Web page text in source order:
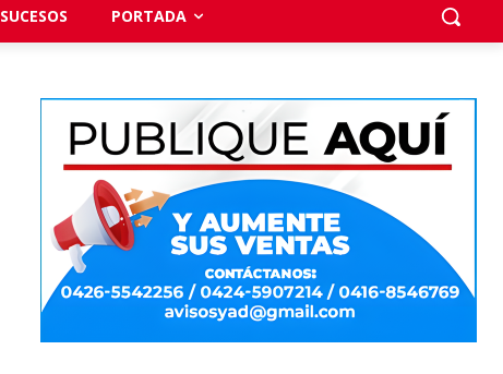
SUCESOS PORTADA